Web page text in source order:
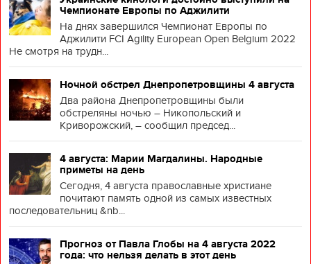
Чемпионате Европы по Аджилити
На днях завершился Чемпионат Европы по
Аджилити FCI Agility European Open Belgium 2022
Не смотря на трудн...
Ночной обстрел Днепропетровщины 4 августа
Два района Днепропетровщины были
обстреляны ночью – Никопольский и
Криворожский, – сообщил председ...
4 августа: Марии Магдалины. Народные
приметы на день
Сегодня, 4 августа православные христиане
почитают память одной из самых известных
последовательниц &nb...
Прогноз от Павла Глобы на 4 августа 2022
года: что нельзя делать в этот день